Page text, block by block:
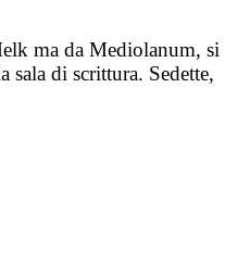
ma da Mediolanum, si
sala di scrittura. Sedette,